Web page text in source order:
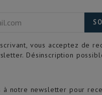
à notre newsletter pour
vous acceptez de
Désinscription